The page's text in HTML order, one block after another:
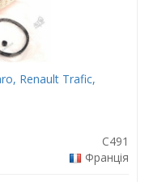
Renault Trafic,
C491
Франція